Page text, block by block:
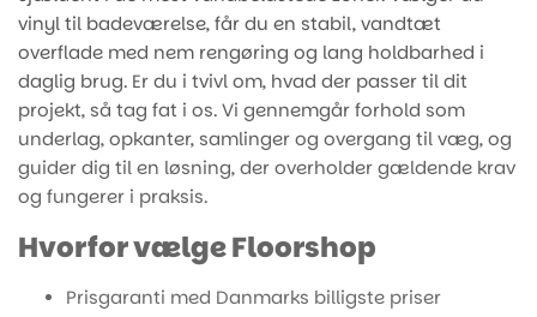
vinyl til badeværelse, får du en stabil, vandtæt
overflade med nem rengøring og lang holdbarhed i
daglig brug. Er du i tvivl om, hvad der passer til dit
projekt, så tag fat i os. Vi gennemgår forhold som
underlag, opkanter, samlinger og overgang til væg, og
guider dig til en løsning, der overholder gældende krav
og fungerer i praksis.
Hvorfor vælge Floorshop
Prisgaranti med Danmarks billigste priser